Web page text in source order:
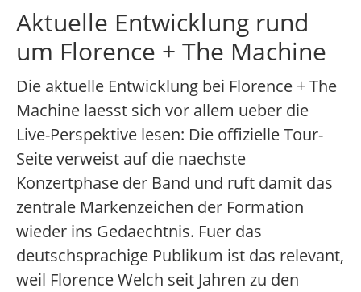
Aktuelle Entwicklung rund
um Florence + The Machine
Die aktuelle Entwicklung bei Florence + The
Machine laesst sich vor allem ueber die
Live-Perspektive lesen: Die offizielle Tour-
Seite verweist auf die naechste
Konzertphase der Band und ruft damit das
zentrale Markenzeichen der Formation
wieder ins Gedaechtnis. Fuer das
deutschsprachige Publikum ist das relevant,
weil Florence Welch seit Jahren zu den